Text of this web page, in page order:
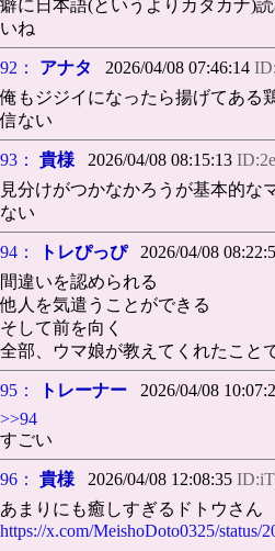
癖に日本語(というよりカタカナ)
いね
92： アナタ 2026/04/08 07:46:14
俺もジジイになったら揚げてある
信ない
93： 貴様 2026/04/08 08:15:13
見分けがつかなかろうが基本的な
ない
94： トレぴっぴ2026/04/08
間違いを認められる
他人を気遣うことができる
そして前を向く
全部、ウマ娘が教えてくれたこと
95： トレーナー 2026/04/08
>>94
すごい
96： 貴様 2026/04/08 12:08:35
あまりにも癒しすぎるドトウさん
https://x.com/MeishoDoto0325/status/